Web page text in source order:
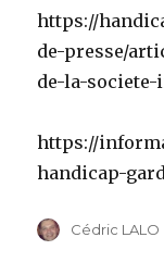
https://
de-presse/
de-la-
https://
handicap-
Auteur
Cédric LALO